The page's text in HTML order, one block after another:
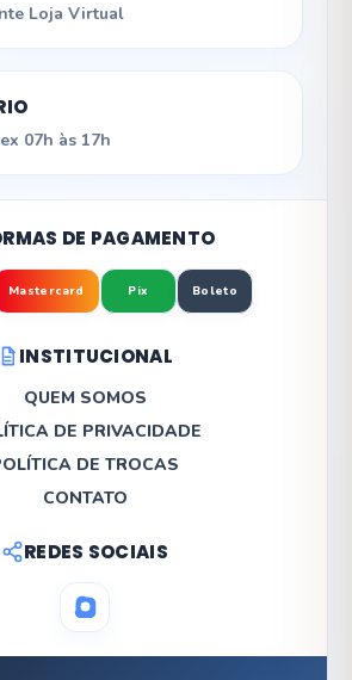
Loja Virtual
07h às 17h
DE PAGAMENTO
Mastercard Pix Boleto
INSTITUCIONAL
QUEM SOMOS
DE PRIVACIDADE
DE TROCAS
CONTATO
REDES SOCIAIS